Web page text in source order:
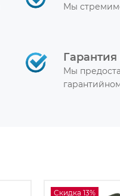
Мы
Мы
Скидка 13%